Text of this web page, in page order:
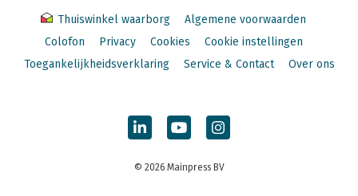
Thuiswinkel waarborg
Algemene voorwaarden
Colofon
Privacy Cookies
Cookie instellingen
Toegankelijkheidsverklaring
Service & Contact Over ons
© 2026 Mainpress BV